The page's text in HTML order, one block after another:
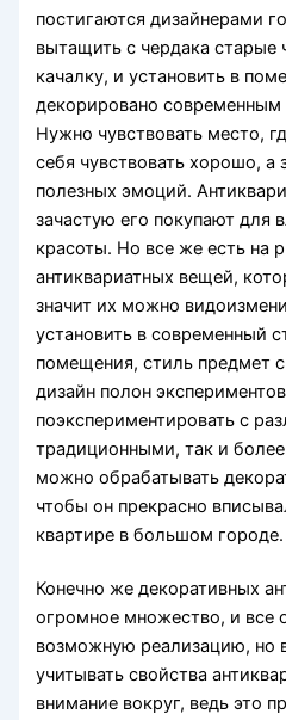
постигаются дизайнерами
вытащить с чердака старые
качалку, и установить в
декорировано современным
Нужно чувствовать место,
себя чувствовать хорошо, а
полезных эмоций.
зачастую его покупают для
красоты. Но все же есть на
антиквариатных вещей,
значит их можно
установить в современный
помещения, стиль предмет
дизайн полон
поэкспериментировать с
традиционными, так и
можно обрабатывать
чтобы он прекрасно
квартире в большом городе.
Конечно же декоративных
огромное множество, и все
возможную реализацию, но
учитывать свойства
внимание вокруг, ведь это